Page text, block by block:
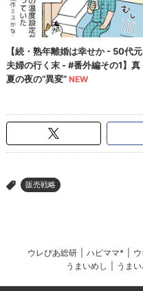
> 販売戦略
ウレぴあ総研 ハピママ*
うまいめし
うま